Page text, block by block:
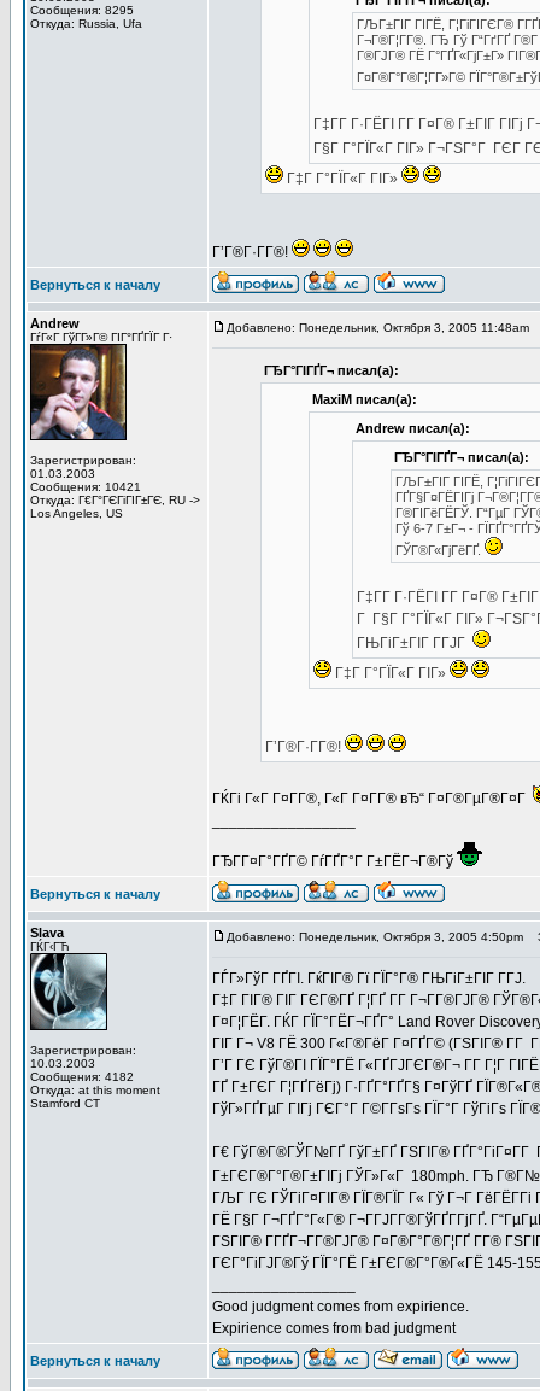
Сообщения: 8295
Откуда: Russia, Ufa
ГЉГ±ГІГ ГІГЁ, Г¦ГіГІГЄГ®
Г¬Г®Г¦Г­Г®. ГЂ Гў Г“ГґГҐ
Г®ГЈГ® ГЁ Г°ГҐГ«ГјГ±Г»
Г¤Г®Г°Г®Г¦Г­Г»Г©
Г‡Г­Г Г·ГЁГІ Г­Г Г¤Г® Г±ГІГ
Г§Г Г°ГЇГ«Г ГІГ» Г¬ГЅГ°Г ГЄГ
Г‡Г Г°ГЇГ«Г ГІГ»
Г’Г®Г·Г­Г®!
Вернуться к началу
Andrew
ГѓГ«Г ГўГ­Г»Г© ГІГ°ГҐГЇГ Г·
Зарегистрирован:
01.03.2003
Сообщения: 10421
Откуда: Г€Г°ГЄГіГІГ±ГЄ, RU ->
Los Angeles, US
Добавлено: Понедельник, Октября 3, 2005 11:48am
ГЂГ°ГІГҐГ¬ писал(а):
MaxiM писал(а):
Andrew писал(а):
ГЂГ°ГІГҐГ¬ писал(а):
ГЉГ±ГІГ ГІГЁ,
ГҐГ§Г¤ГЁГІГј
Г®ГІГёГЁГЎ. Г“ГµГ
Гў 6-7 Г±Г¬ -
ГЎГ®Г«ГјГёГҐ.
Г‡Г­Г Г·ГЁГІ Г­Г Г¤Г®
Г Г§Г Г°ГЇГ«Г ГІГ»
ГЊГіГ±ГІГ Г­ГЈГ
Г‡Г Г°ГЇГ«Г ГІГ»
Г’Г®Г·Г­Г®!
ГЌГі Г«Г Г¤Г­Г®, Г«Г Г¤Г­Г® вЂ“ Г¤Г®ГµГ®Г¤Г
ГЂГ­Г¤Г°ГҐГ© ГѓГҐГ°Г Г±ГЁГ¬Г®Гў
Вернуться к началу
Slava
ГЌГ‹ГЋ
Зарегистрирован:
10.03.2003
Сообщения: 4182
Откуда: at this moment
Stamford CT
Добавлено: Понедельник, Октября 3, 2005 4:50pm
ГЃГ»ГўГ ГҐГІ. ГќГІГ® Гї ГЇГ°Г® ГЊГіГ±ГІГ Г­ГЈ.
Г‡Г ГІГ® ГІГ ГЄГ®ГҐ Г¦ГҐ Г­Г Г¬Г­Г®ГЈГ®
Г¤Г¦ГЁГ­. ГЌГ ГЇГ°ГЁГ¬ГҐГ° Land Rover
ГІГ Г¬ V8 ГЁ 300 Г«Г®ГёГ Г¤ГҐГ© (ГЅГІГ® Г­Г
Г’Г ГЄ ГўГ®ГІ ГЇГ°ГЁ Г«ГҐГЈГЄГ®Г¬ Г­Г Г¦Г
ГҐ Г±ГЄГ Г¦ГҐГёГј) Г·ГҐГ°ГҐГ§ Г¤ГўГҐ
ГўГ»ГҐГµГ ГІГј ГЄГ°Г Г©Г­ГѕГѕ ГЇГ°Г ГўГіГѕ
Г€ ГўГ®Г®ГЎГ№ГҐ ГўГ±ГҐ ГЅГІГ® ГҐГ°ГіГ¤Г­Г
Г±ГЄГ®Г°Г®Г±ГІГј ГЎГ»Г«Г 180mph. ГЂ
ГЉГ ГЄ ГЎГіГ¤ГІГ® ГЇГ®ГЇГ Г« Гў Г¬Г
ГЁ Г§Г Г¬ГҐГ°Г«Г® Г¬Г­ГЈГ­Г®ГўГҐГ­ГјГҐ.
ГЅГІГ® Г­ГҐГ¬Г­Г®ГЈГ® Г¤Г®Г°Г®Г¦ГҐ Г­Г®
ГЄГ°ГіГЈГ®Гў ГЇГ°ГЁ Г±ГЄГ®Г°Г®Г«ГЁ 145-
Good judgment comes from expirience.
Expirience comes from bad judgment
Вернуться к началу